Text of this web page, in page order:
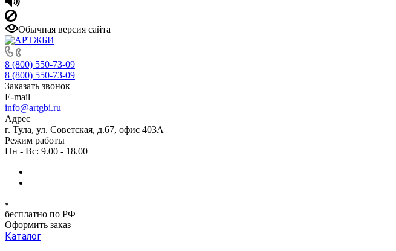
Обычная версия сайта
8 (800) 550-73-09
8 (800) 550-73-09
Заказать звонок
E-mail
info@artgbi.ru
Адрес
г. Тула, ул. Советская, д.67, офис 403А
Режим работы
Пн - Вс: 9.00 - 18.00
бесплатно по РФ
Оформить заказ
Каталог